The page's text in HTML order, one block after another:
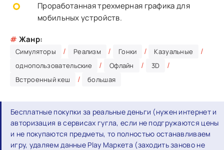
Проработанная трехмерная графика для
мобильных устройств.
# Жанр:
Симуляторы / Реализм / Гонки / Казуальные /
однопользовательские / Офлайн / 3D /
Встроенный кеш / большая
Бесплатные покупки за реальные деньги (нужен интернет и
авторизация в сервисах гугла, если не подгружаются цены
и не покупаются предметы, то полностью останавливаем
игру, удаляем данные Play Маркета (заходить заново не